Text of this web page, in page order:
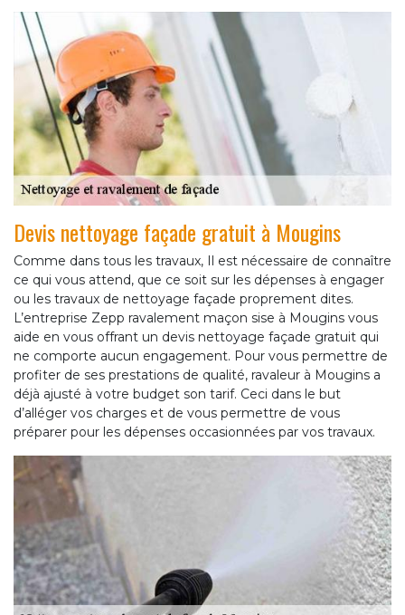
Devis nettoyage façade gratuit à Mougins
Comme dans tous les travaux, Il est nécessaire de connaître
ce qui vous attend, que ce soit sur les dépenses à engager
ou les travaux de nettoyage façade proprement dites.
L’entreprise Zepp ravalement maçon sise à Mougins vous
aide en vous offrant un devis nettoyage façade gratuit qui
ne comporte aucun engagement. Pour vous permettre de
profiter de ses prestations de qualité, ravaleur à Mougins a
déjà ajusté à votre budget son tarif. Ceci dans le but
d’alléger vos charges et de vous permettre de vous
préparer pour les dépenses occasionnées par vos travaux.